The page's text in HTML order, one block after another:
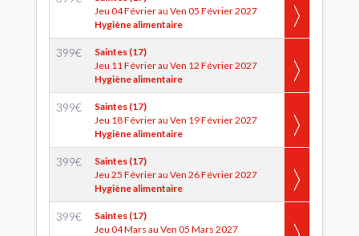
Jeu 04 Février au Ven 05 Février 2027
Hygiène alimentaire
399€
Saintes (17)
Jeu 11 Février au Ven 12 Février 2027
Hygiène alimentaire
399€
Saintes (17)
Jeu 18 Février au Ven 19 Février 2027
Hygiène alimentaire
399€
Saintes (17)
Jeu 25 Février au Ven 26 Février 2027
Hygiène alimentaire
399€
Saintes (17)
Jeu 04 Mars au Ven 05 Mars 2027